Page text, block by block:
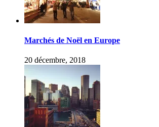
Marchés de Noël en Europe
20 décembre, 2018